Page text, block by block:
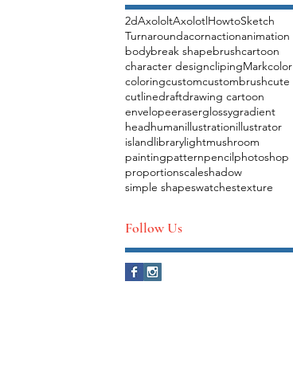
2dAxololtAxolotlHowtoSketch
Turnaroundacornactionanimation
bodybreak shapebrushcartoon
character designclipingMarkcolor
coloringcustomcustombrushcute
cutlinedraftdrawing cartoon
envelopeeraserglossygradient
headhumanillustrationillustrator
islandlibrarylightmushroom
paintingpatternpencilphotoshop
proportionscaleshadow
simple shapeswatchestexture
Follow Us